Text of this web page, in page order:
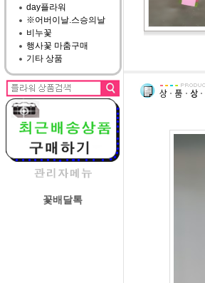
day플라워
※어버이날.스승의날
비누꽃
행사꽃 마춤구매
기타 상품
꽃배달톡